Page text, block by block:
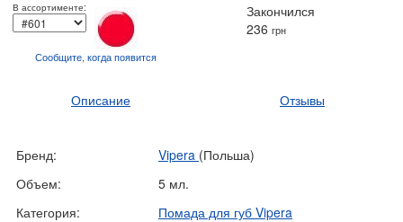
В ассортименте:
Закончился
236 грн
Сообщите, когдапоявится
Описание Отзывы
Бренд: Vipera (Польша)
Объем:
5 мл.
Категория:
Помада для губ Vipera